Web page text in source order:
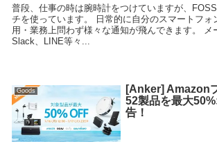
普段、仕事の時は腕時計をつけていますが、
チを使っています。 日常的に自分のスマートフォ
用・業務上問わず様々な通知が飛んできます。 メ
Slack、LINE等々...
Goods
[Anker] Amazon
52製品を最大
告！